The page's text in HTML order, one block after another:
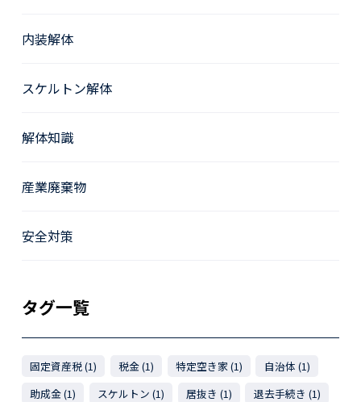
内装解体
スケルトン解体
解体知識
産業廃棄物
安全対策
タグ一覧
固定資産税 (1) 税金 (1) 特定空き家 (1)
自治体 (1)
助成金 (1)
スケルトン (1) 居抜き (1) 退去手続き (1)